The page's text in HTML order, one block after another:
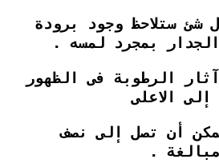
شئ ستلاحظ وجود برودة
بمجرد لمسه .
الرطوبة فى الظهور
إلى الاعلى
أن تصل إلى نصف
.